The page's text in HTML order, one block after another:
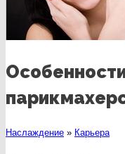
Наслаждение » Карьера